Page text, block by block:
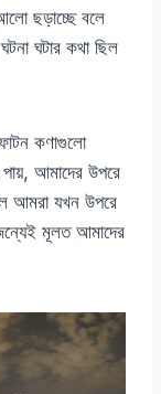
ছড়াচ্ছে বলে
ঘটার কথা ছিল
কণাগুলো
আমাদের উপরে
আমরা যখন উপরে
মূলত আমাদের